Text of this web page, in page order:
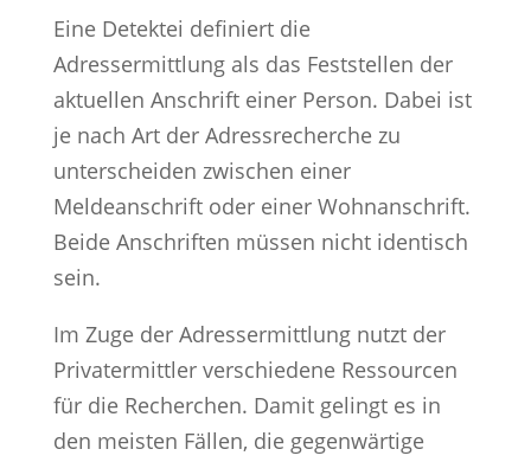
Eine Detektei definiert die
Adressermittlung als das Feststellen der
aktuellen Anschrift einer Person. Dabei ist
je nach Art der Adressrecherche zu
unterscheiden zwischen einer
Meldeanschrift oder einer Wohnanschrift.
Beide Anschriften müssen nicht identisch
sein.
Im Zuge der Adressermittlung nutzt der
Privatermittler verschiedene Ressourcen
für die Recherchen. Damit gelingt es in
den meisten Fällen, die gegenwärtige